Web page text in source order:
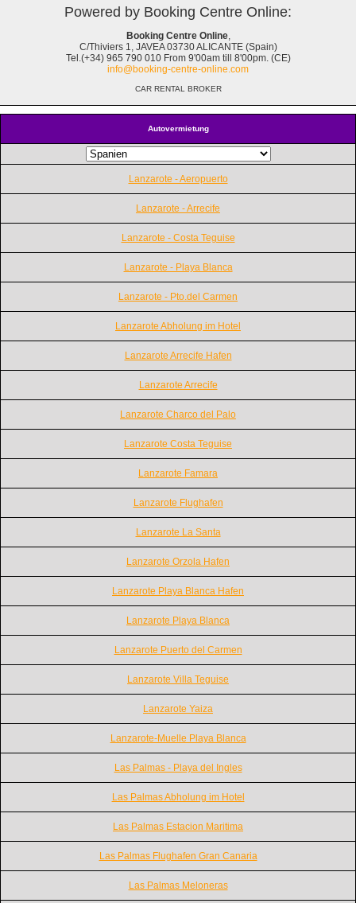
Autovermietung
Lanzarote - Aeropuerto
Lanzarote - Arrecife
Lanzarote - Costa Teguise
Lanzarote - Playa Blanca
Lanzarote - Pto.del Carmen
Lanzarote Abholung im Hotel
Lanzarote Arrecife Hafen
Lanzarote Arrecife
Lanzarote Charco del Palo
Lanzarote Costa Teguise
Lanzarote Famara
Lanzarote Flughafen
Lanzarote La Santa
Lanzarote Orzola Hafen
Lanzarote Playa Blanca Hafen
Lanzarote Playa Blanca
Lanzarote Puerto del Carmen
Lanzarote Villa Teguise
Lanzarote Yaiza
Lanzarote-Muelle Playa Blanca
Las Palmas - Playa del Ingles
Las Palmas Abholung im Hotel
Las Palmas Estacion Maritima
Las Palmas Flughafen Gran Canaria
Las Palmas Meloneras
Powered by Booking Centre Online:
Booking Centre Online,
C/Thiviers 1, JAVEA 03730 ALICANTE (Spain)
Tel.(+34) 965 790 010 From 9'00am till 8'00pm. (CE)
info@booking-centre-online.com
CAR RENTAL BROKER